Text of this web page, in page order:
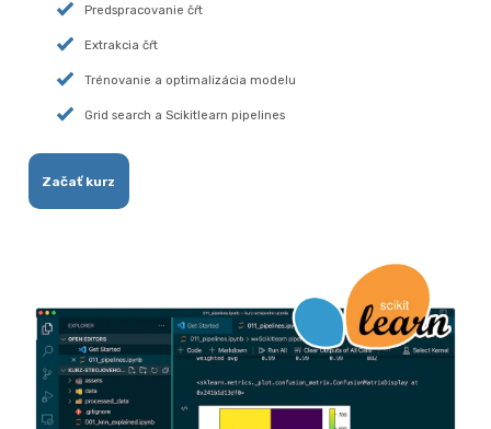
Predspracovanie čŕt
Extrakcia čŕt
Trénovanie a optimalizácia modelu
Grid search a Scikitlearn pipelines
Začať kurz